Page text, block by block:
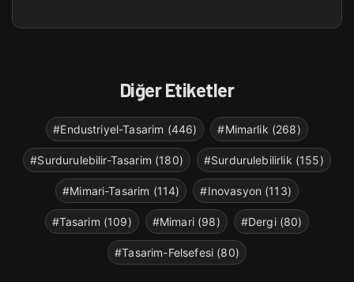
Diğer Etiketler
#Endustriyel-Tasarim (446) #Mimarlik (268)
#Surdurulebilir-Tasarim (180) #Surdurulebilirlik (155)
#Mimari-Tasarim (114) #Inovasyon (113)
#Tasarim (109) #Mimari (98) #Dergi (80)
#Tasarim-Felsefesi (80)